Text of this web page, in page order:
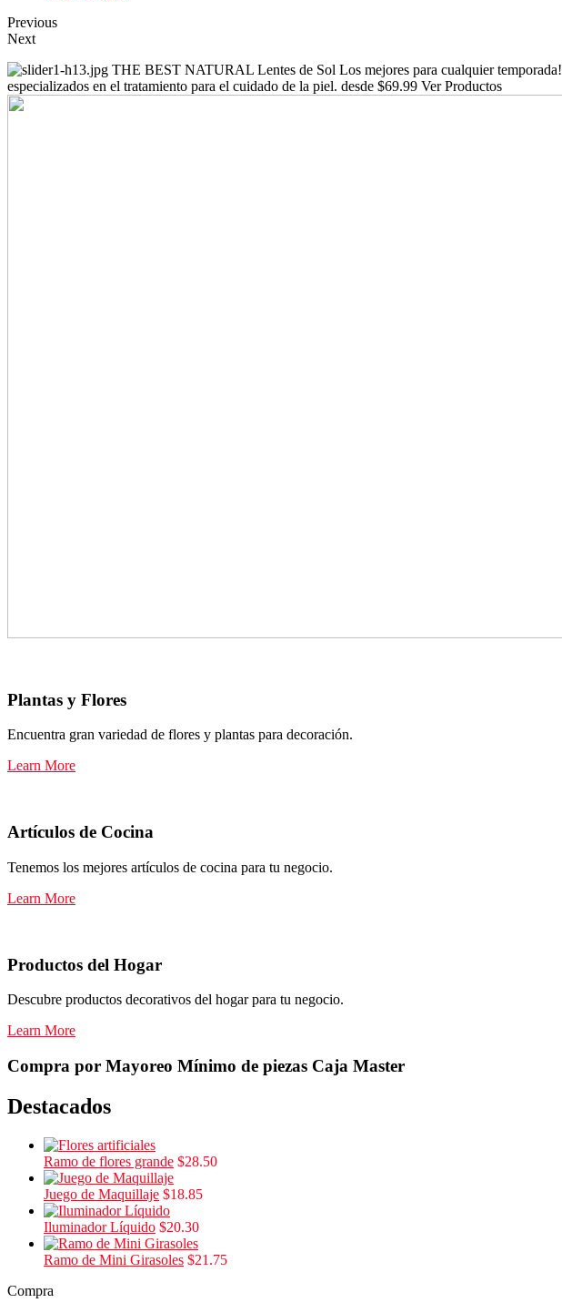
Previous
Next
THE BEST NATURAL Lentes de Sol Los mejores para cualquier temporada!
especializados en el tratamiento para el cuidado de la piel. desde $69.99 Ver Productos
Plantas y Flores
Encuentra gran variedad de flores y plantas para decoración.
Learn More
Artículos de Cocina
Tenemos los mejores artículos de cocina para tu negocio.
Learn More
Productos del Hogar
Descubre productos decorativos del hogar para tu negocio.
Learn More
Compra por Mayoreo Mínimo de piezas Caja Master
Destacados
Ramo de flores grande $28.50
Juego de Maquillaje $18.85
Iluminador Líquido $20.30
Ramo de Mini Girasoles $21.75
Compra